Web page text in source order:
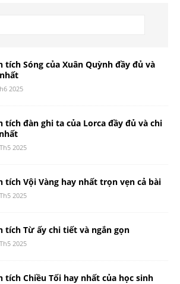
tích Sóng của Xuân Quỳnh đầy đủ và
2025
tích đàn ghi ta của Lorca đầy đủ và chi
2025
tích Vội Vàng hay nhất trọn vẹn cả bài
2025
tích Từ ấy chi tiết và ngắn gọn
2025
tích Chiều Tối hay nhất của học sinh